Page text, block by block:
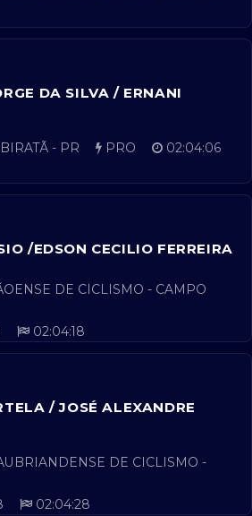
DA SILVA / ERNANI
- PR PRO
02:04:06
/EDSON CECILIO FERREIRA
DE CICLISMO - CAMPO
02:04:18
/ JOSÉ ALEXANDRE
DE CICLISMO -
02:04:28